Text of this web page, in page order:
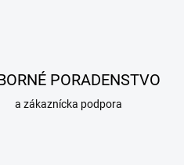
PORADENSTVO
a zákaznícka podpora